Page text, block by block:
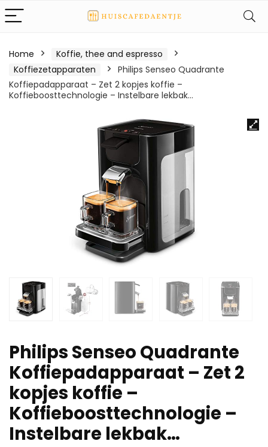
Home
Koffie, thee and espresso
Koffiezetapparaten
Philips Senseo Quadrante
Koffiepadapparaat – Zet 2 kopjes koffie –
Koffieboosttechnologie – Instelbare lekbak…
Philips Senseo Quadrante
Koffiepadapparaat – Zet 2
kopjes koffie –
Koffieboosttechnologie –
Instelbare lekbak…